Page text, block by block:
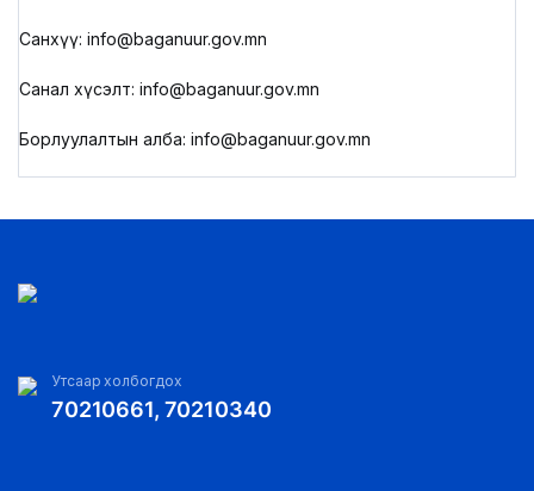
Санхүү: info@baganuur.gov.mn
Санал хүсэлт: info@baganuur.gov.mn
Борлуулалтын алба: info@baganuur.gov.mn
Утсаар холбогдох
70210661, 70210340